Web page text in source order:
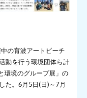
の育波アートビーチ
動を行う環境団体ら計
環境のグループ展」の
た。6月5日(日)～7月